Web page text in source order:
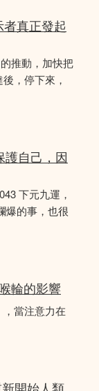
真正發起
推動，加快把
，停下來，
護自己，因
下元九運，
爆的事，也很
輪的影響
當注意力在